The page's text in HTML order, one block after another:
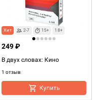
Хит 2-7 15+ 18+
В двух словах: Кино
1 отзыв
249 ₽
Купить